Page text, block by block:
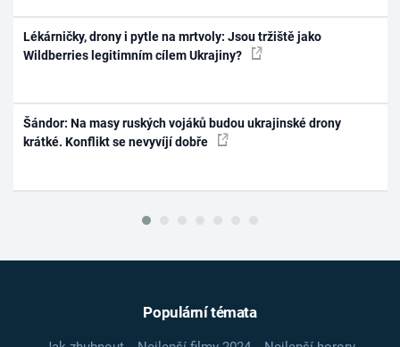
Lékárničky, drony i pytle na mrtvoly: Jsou tržiště jako
Wildberries legitimním cílem Ukrajiny?
Šándor: Na masy ruských vojáků budou ukrajinské drony
krátké. Konflikt se nevyvíjí dobře
Populární témata